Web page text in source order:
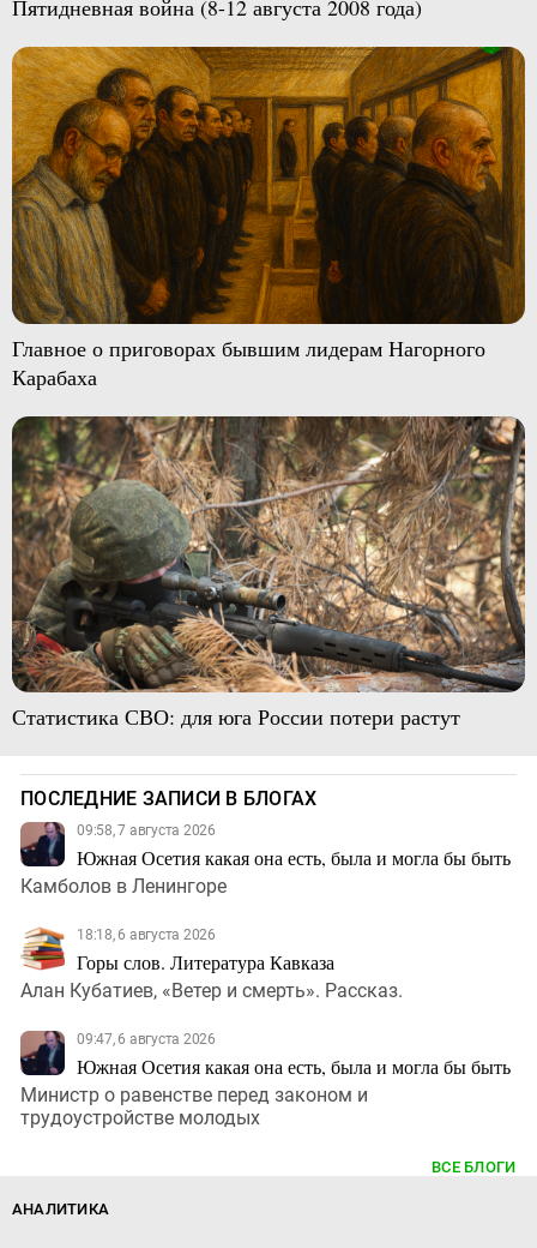
Пятидневная война (8-12 августа 2008 года)
Главное о приговорах бывшим лидерам Нагорного
Карабаха
Статистика СВО: для юга России потери растут
ПОСЛЕДНИЕ ЗАПИСИ В БЛОГАХ
09:58, 7 августа 2026
Южная Осетия какая она есть, была и могла бы быть
Камболов в Ленингоре
18:18, 6 августа 2026
Горы слов. Литература Кавказа
Алан Кубатиев, «Ветер и смерть». Рассказ.
09:47, 6 августа 2026
Южная Осетия какая она есть, была и могла бы быть
Министр о равенстве перед законом и
трудоустройстве молодых
ВСЕ БЛОГИ
АНАЛИТИКА